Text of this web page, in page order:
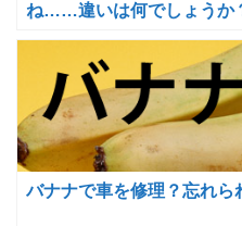
ね……違いは何でしょうか
バナナで車を修理？忘れら